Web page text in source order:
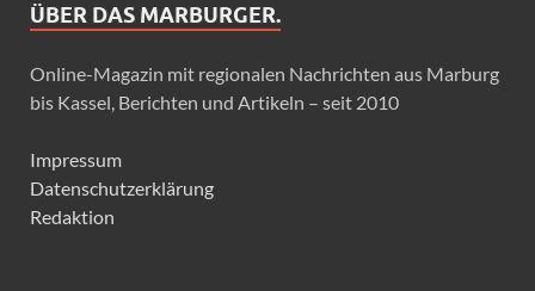
ÜBER DAS MARBURGER.
Online-Magazin mit regionalen Nachrichten aus Marburg
bis Kassel, Berichten und Artikeln – seit 2010
Impressum
Datenschutzerklärung
Redaktion